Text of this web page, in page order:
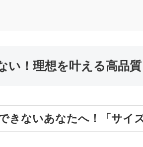
い！理想を叶える高品
きないあなたへ！「サイ